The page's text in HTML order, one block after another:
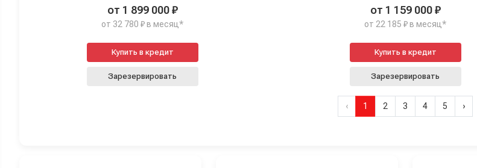
от 1 899 000 ₽
от 32 780 ₽ в месяц*
Купить в кредит
Зарезервировать
от 1 159 000 ₽
от 22 185 ₽ в месяц*
Купить в кредит
Зарезервировать
‹ 1 2 3 4 5 ›